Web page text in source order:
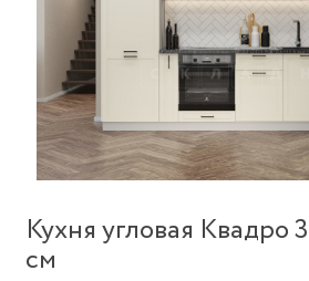
Кухня угловая Квадро
см